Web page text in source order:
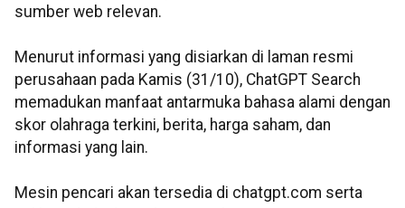
sumber web relevan.
Menurut informasi yang disiarkan di laman resmi
perusahaan pada Kamis (31/10), ChatGPT Search
memadukan manfaat antarmuka bahasa alami dengan
skor olahraga terkini, berita, harga saham, dan
informasi yang lain.
Mesin pencari akan tersedia di chatgpt.com serta